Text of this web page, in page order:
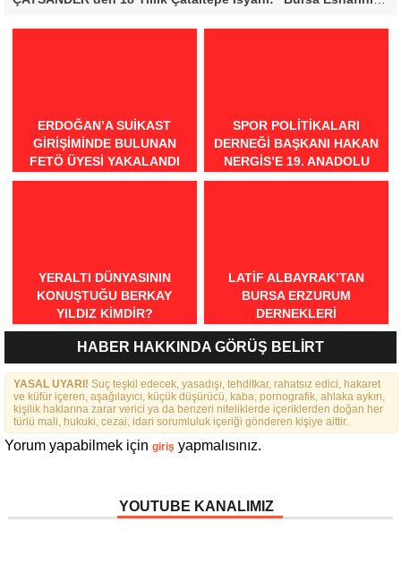
ERDOĞAN’A SUIKAST
GIRIŞIMINDE BULUNAN
FETÖ ÜYESI YAKALANDI
SPOR POLITIKALARI
DERNEĞI BAŞKANI HAKAN
NERGIS’E 19. ANADOLU
SPOR ÖDÜLLERI’NDE
YERALTI DÜNYASININ
KONUŞTUĞU BERKAY
YILDIZ KIMDIR?
LATIF ALBAYRAK’TAN
BURSA ERZURUM
DERNEKLERI
FEDERASYONU İÇIN 25
MADDELIK BÜYÜK VIZYON:
“DAHA GÜÇLÜ, DAHA ETKIN,
DAHA KAPSAYICI BIR
FEDERASYON İÇIN YOLA
ÇIKTIK”
HABER HAKKINDA GÖRÜŞ BELİRT
YASAL UYARI! Suç teşkil edecek, yasadışı, tehditkar, rahatsız edici, hakaret
ve küfür içeren, aşağılayıcı, küçük düşürücü, kaba, pornografik, ahlaka aykırı,
kişilik haklarına zarar verici ya da benzeri niteliklerde içeriklerden doğan her
türlü mali, hukuki, cezai, idari sorumluluk içeriği gönderen kişiye aittir.
Yorum yapabilmek için giriş yapmalısınız.
YOUTUBE KANALIMIZ